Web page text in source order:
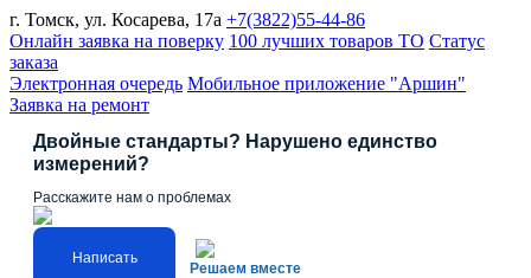
г. Томск, ул. Косарева, 17а +7(3822)55-44-86
Онлайн заявка на поверку 100 лучших товаров ТО Статус
заказа
Электронная очередь Мобильное приложение "Аршин"
Заявка на ремонт
Двойные стандарты? Нарушено единство
измерений?
Расскажите нам о проблемах
Написать
Решаем вместе